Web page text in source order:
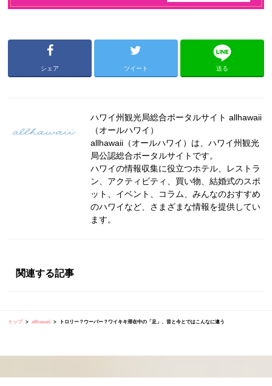
シェア ツイート 送る
ハワイ州観光局総合ポータルサイト allhawaii
（オールハワイ）
allhawaii（オールハワイ）は、ハワイ州観光
局公認総合ポータルサイトです。
ハワイの情報収集に役立つホテル、レストラ
ン、アクティビティ、買い物、結婚式のスポ
ット、イベント、コラム、みんなのおすすめ
のハワイなど、さまざまな情報を提供してい
ます。
関連する記事
トップ allhawaii トロリー？ウーバー？ワイキキ滞在中の「足」、昔と今とではこんなに違う